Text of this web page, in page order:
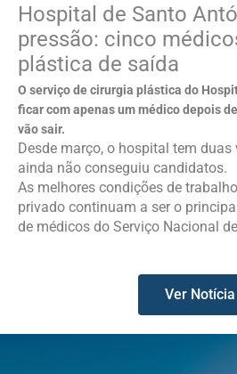
Hospital de Santo
pressão: cinco
plástica de saída
O serviço de cirurgia plástica do
ficar com apenas um médico depois
vão sair.
Desde março, o hospital tem
ainda não conseguiu candidatos.
As melhores condições de
privado continuam a ser o
de médicos do Serviço Nacional
Ver Notícia